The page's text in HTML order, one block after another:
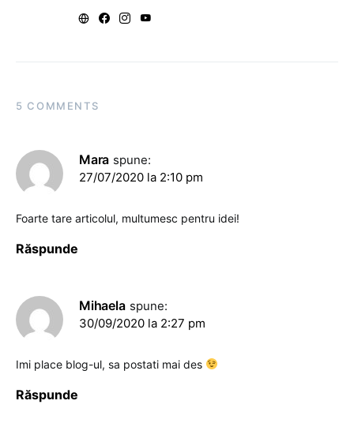
5 COMMENTS
Mara spune:
27/07/2020 la 2:10 pm
Foarte tare articolul, multumesc pentru idei!
Răspunde
Mihaela spune:
30/09/2020 la 2:27 pm
Imi place blog-ul, sa postati mai des
Răspunde